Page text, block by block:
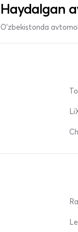
Haydalgan
O'zbekistonda